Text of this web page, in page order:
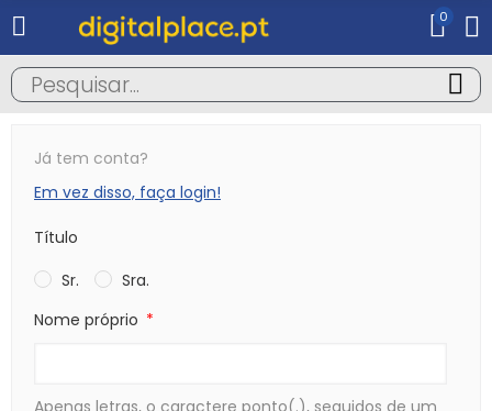
0
Já tem conta?
Em vez disso, faça login!
Título
Sr.
Sra.
Nome próprio
Apenas letras, o caractere ponto(.), seguidos de um